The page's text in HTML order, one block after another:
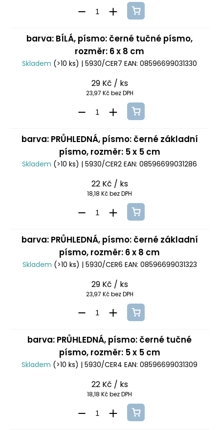
barva: BÍLÁ, písmo: černé tučné písmo,
rozměr: 6 x 8 cm
Skladem (>10 ks) | 5930/CER7 EAN: 08596699031330
29 Kč / ks
23,97 Kč bez DPH
barva: PRŮHLEDNÁ, písmo: černé základní
písmo, rozměr: 5 x 5 cm
Skladem (>10 ks) | 5930/CER2 EAN: 08596699031286
22 Kč / ks
18,18 Kč bez DPH
barva: PRŮHLEDNÁ, písmo: černé základní
písmo, rozměr: 6 x 8 cm
Skladem (>10 ks) | 5930/CER6 EAN: 08596699031323
29 Kč / ks
23,97 Kč bez DPH
barva: PRŮHLEDNÁ, písmo: černé tučné
písmo, rozměr: 5 x 5 cm
Skladem (>10 ks) | 5930/CER4 EAN: 08596699031309
22 Kč / ks
18,18 Kč bez DPH